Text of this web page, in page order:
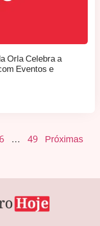
Orla Celebra a
Eventos e
6 … 49 Próximas